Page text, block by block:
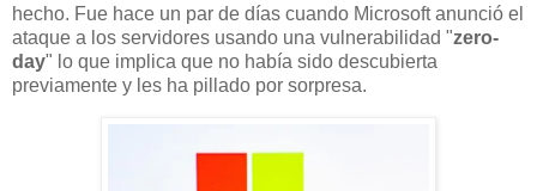
hecho. Fue hace un par de días cuando Microsoft anunció el
ataque a los servidores usando una vulnerabilidad "zero-
day" lo que implica que no había sido descubierta
previamente y les ha pillado por sorpresa.